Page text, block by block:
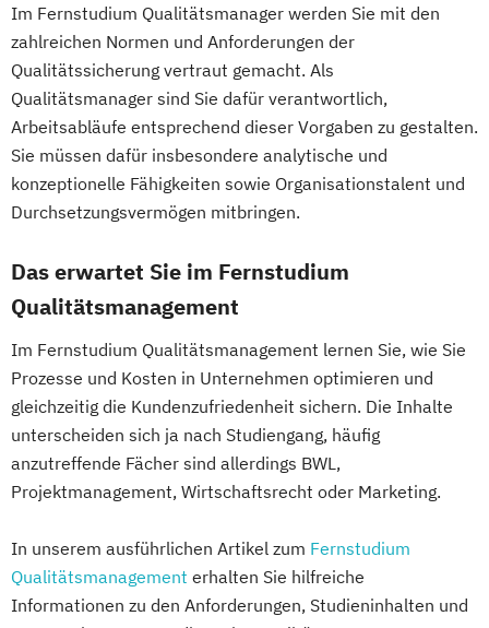
IndoorCycling
Konditionstraining für Pferde
Küchenleiter:in
Manager:in für Gesundheit im Betrieb
Manager:in im Pferdesport
Medizinisches Fitnesstraining
Nachhaltiger Tourismus
Performance Analyse Fußball
Personal und Business Coach
Resilienztraining
Rückentrainer:in
Sauna-Meister:in
Social Media und Content im Sport
Spa-Rezeptionist:in
Spielanalyse & Scouting
und Gesundheitstrainer:in
Sport- und Fitnesstraining
Sport- und Gesundheitstourismus
Elektrotechnik
Energieerzeugung aus Biomasse
Energieingenieurwesen
Energiespeichertechnik
Energieverfahrenstechnik
Energiewirtschaft und -management
Engineering Management
Game Development
Gestaltung interaktiver Systeme
IT-Sicherheit
Informatik Ingenieurpsychologie
Innovations- und Technologiemanagement
(M. Sc.)
Profil Anwendung
Lebensmittelverfahrenstechnik
Leit- und Sicherungstechnik
Maschinenbau
Im Fernstudium Qualitätsmanager werden Sie mit den
zahlreichen Normen und Anforderungen der
Qualitätssicherung vertraut gemacht. Als
Qualitätsmanager sind Sie dafür verantwortlich,
Arbeitsabläufe entsprechend dieser Vorgaben zu gestalten.
Sie müssen dafür insbesondere analytische und
konzeptionelle Fähigkeiten sowie Organisationstalent und
Durchsetzungsvermögen mitbringen.
Das erwartet Sie im Fernstudium
Qualitätsmanagement
Im Fernstudium Qualitätsmanagement lernen Sie, wie Sie
Prozesse und Kosten in Unternehmen optimieren und
gleichzeitig die Kundenzufriedenheit sichern. Die Inhalte
unterscheiden sich ja nach Studiengang, häufig
anzutreffende Fächer sind allerdings BWL,
Projektmanagement, Wirtschaftsrecht oder Marketing.
In unserem ausführlichen Artikel zum Fernstudium
Qualitätsmanagement erhalten Sie hilfreiche
Informationen zu den Anforderungen, Studieninhalten und